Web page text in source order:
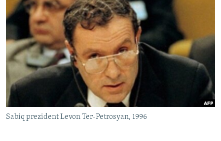
MULTIMEDIA
VIDEO
FOTOQALEREYA
İNFOQRAFIKA
KARIKATURA
RADIO ARXIV
OXU ZALI
AZƏRBAYCAN ƏDƏBIYYATI KITABXANASI
İSLAM VƏ DEMOKRATIYA
İZ - MƏDƏNIYYƏT PROQRAMI
HAQQIMIZDA
MISSIYAMIZ
PEŞƏ ETIKASI VƏ JURNALISTIKA STANDARTLARIMIZ
MATERIALLARIMIZDAN ISTIFADƏ
AZADLIQRADIOSU MOBIL TELEFONUNUZDA
BIZI IZLƏ
RFE/RL-in bütün saytları
Sabiq prezident Levon Ter-Petrosyan, 1996